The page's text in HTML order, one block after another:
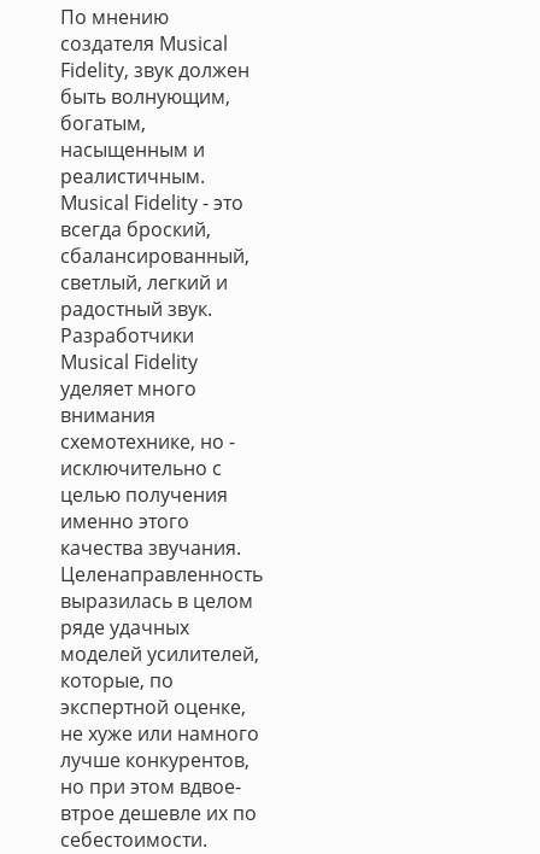
По мнению
создателя Musical
Fidelity, звук должен
быть волнующим,
богатым,
насыщенным и
реалистичным.
Musical Fidelity - это
всегда броский,
сбалансированный,
светлый, легкий и
радостный звук.
Разработчики
Musical Fidelity
уделяет много
внимания
схемотехнике, но -
исключительно с
целью получения
именно этого
качества звучания.
Целенаправленность
выразилась в целом
ряде удачных
моделей усилителей,
которые, по
экспертной оценке,
не хуже или намного
лучше конкурентов,
но при этом вдвое-
втрое дешевле их по
себестоимости.